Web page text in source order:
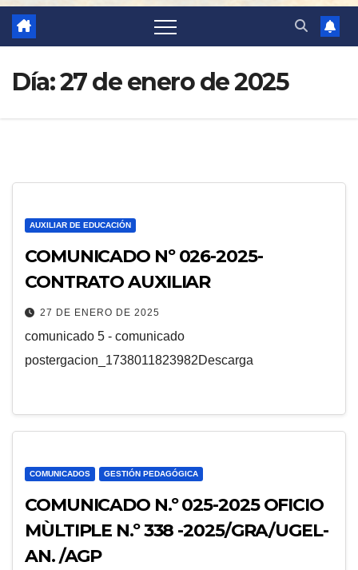
Día:27 de enero de 2025
AUXILIAR DE EDUCACIÓN
COMUNICADO Nº 026-2025-
CONTRATO AUXILIAR
27 DE ENERO DE 2025
comunicado 5 - comunicado
postergacion_1738011823982Descarga
COMUNICADOS GESTIÓN PEDAGÓGICA
COMUNICADO N.º 025-2025 OFICIO
MÙLTIPLE N.º 338 -2025/GRA/UGEL-
AN. /AGP